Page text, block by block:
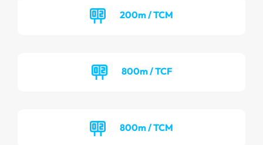
200m / TCM
800m / TCF
800m / TCM